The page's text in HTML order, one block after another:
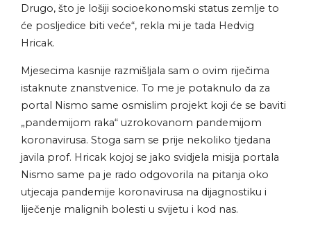
Drugo, što je lošiji socioekonomski status zemlje to
će posljedice biti veće“, rekla mi je tada Hedvig
Hricak.
Mjesecima kasnije razmišljala sam o ovim riječima
istaknute znanstvenice. To me je potaknulo da za
portal Nismo same osmislim projekt koji će se baviti
„pandemijom raka“ uzrokovanom pandemijom
koronavirusa. Stoga sam se prije nekoliko tjedana
javila prof. Hricak kojoj se jako svidjela misija portala
Nismo same pa je rado odgovorila na pitanja oko
utjecaja pandemije koronavirusa na dijagnostiku i
liječenje malignih bolesti u svijetu i kod nas.